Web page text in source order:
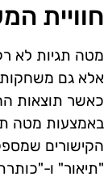
חוויית
מטה תגיות לא
אלא גם משחקות
כאשר תוצאות
באמצעות מטה
הקישורים
"תיאור" ו-